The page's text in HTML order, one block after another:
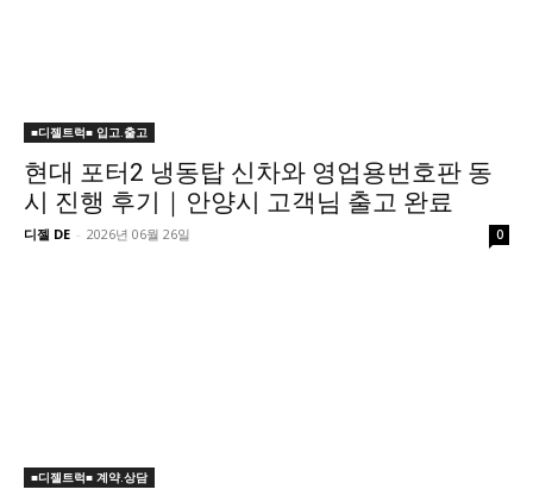
■디젤트럭■ 입고.출고
현대 포터2 냉동탑 신차와 영업용번호판 동
시 진행 후기｜안양시 고객님 출고 완료
디젤 DE - 2026년 06월 26일 0
■디젤트럭■ 계약.상담